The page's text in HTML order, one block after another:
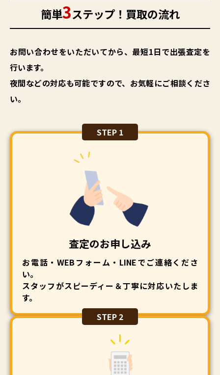
簡単3ステップ！買取の流れ
お問い合わせをいただいてから、最短1日で出張査定を
行います。
夜間などの対応も可能ですので、お気軽にご相談くださ
い。
STEP 1
査定のお申し込み
お電話・WEBフォーム・LINEでご連絡くださ
い。
スタッフがスピーディー＆丁寧に対応いたしま
す。
STEP 2